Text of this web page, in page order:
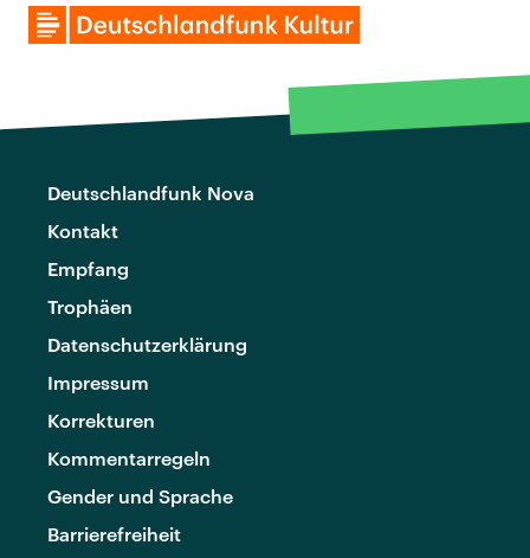
Deutschlandfunk Nova
Kontakt
Empfang
Trophäen
Datenschutzerklärung
Impressum
Korrekturen
Kommentarregeln
Gender und Sprache
Barrierefreiheit